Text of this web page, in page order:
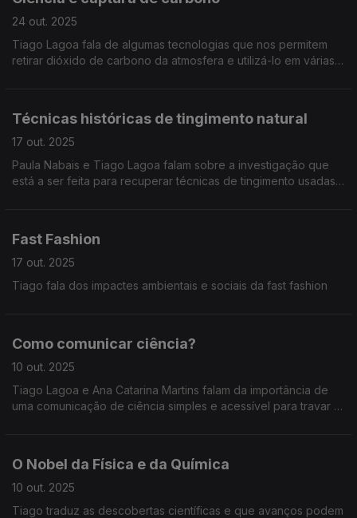
24 out. 2025
Tiago Lagoa fala de algumas tecnologias que nos permitem
retirar dióxido de carbono da atmosfera e utilizá-lo em várias
Técnicas históricas de tingimento natural
17 out. 2025
Paula Nabais e Tiago Lagoa falam sobre a investigação que
está a ser feita para recuperar técnicas de tingimento usadas
Fast Fashion
17 out. 2025
Tiago fala dos impactes ambientais e sociais da fast fashion
Como comunicar ciência?
10 out. 2025
Tiago Lagoa e Ana Catarina Martins falam da importância de
uma comunicação de ciência simples e acessível para travar a
O Nobel da Física e da Química
10 out. 2025
Tiago traduz as descobertas científicas e que avanços podem